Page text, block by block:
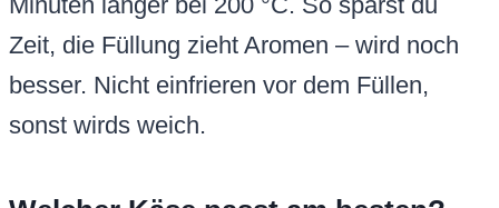
Zeit, die Füllung zieht Aromen – wird noch
besser. Nicht einfrieren vor dem Füllen,
sonst wirds weich.